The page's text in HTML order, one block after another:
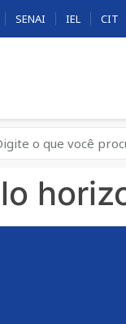
SENAI IEL CIT